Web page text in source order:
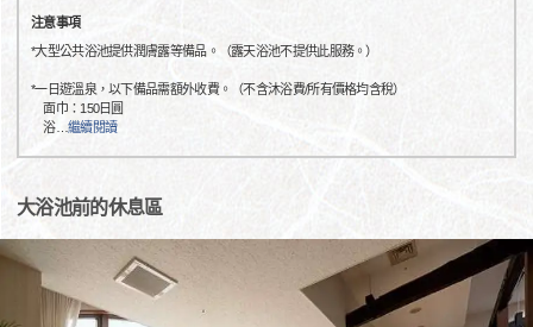
注意事項
*大型公共浴池提供潤膚露等備品。（露天浴池不提供此服務。）
*一日遊溫泉，以下備品需額外收費。（不含沐浴費/所有價格均含稅）
面巾：150日圓
浴… 繼續閱讀
大浴池前的休息區